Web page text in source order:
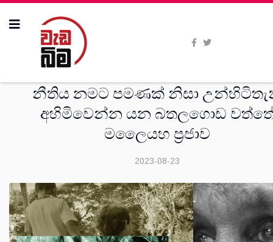
නීතිය නමට පමණක් නිසා
අහිමිවෙන්න යන බතලගොඩ
මලෛයහ ප්‍රජාව
2023-08-23